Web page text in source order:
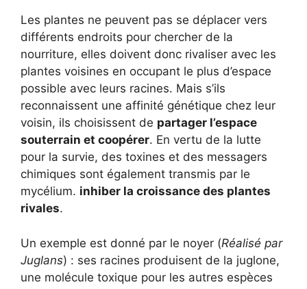
Les plantes ne peuvent pas se déplacer vers
différents endroits pour chercher de la
nourriture, elles doivent donc rivaliser avec les
plantes voisines en occupant le plus d’espace
possible avec leurs racines. Mais s’ils
reconnaissent une affinité génétique chez leur
voisin, ils choisissent de partager l’espace
souterrain et coopérer. En vertu de la lutte
pour la survie, des toxines et des messagers
chimiques sont également transmis par le
mycélium. inhiber la croissance des plantes
rivales.
Un exemple est donné par le noyer (Réalisé par
Juglans) : ses racines produisent de la juglone,
une molécule toxique pour les autres espèces